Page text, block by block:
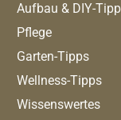
Aufbau & DIY-
Pflege
Garten-Tipps
Wellness-Tipps
Wissenswertes